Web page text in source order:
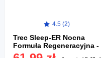
4.5 (2)
Trec Sleep-ER Nocna
Formuła Regeneracyjna -
225g